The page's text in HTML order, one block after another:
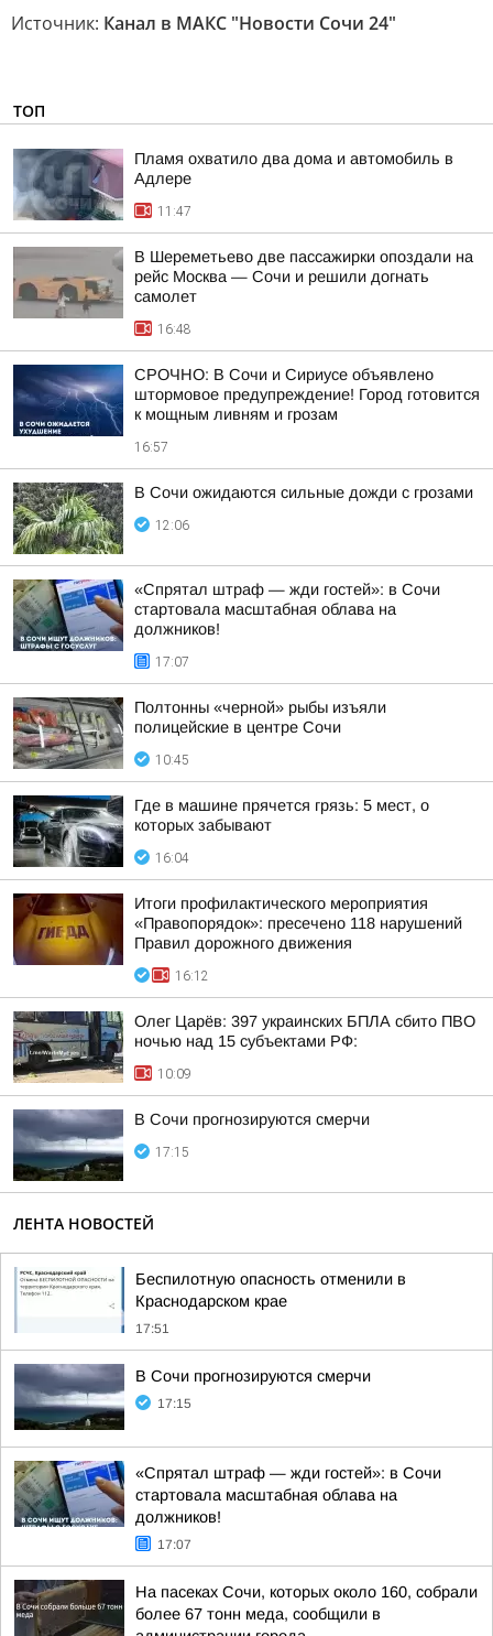
Источник: Канал в МАКС "Новости Сочи 24"
ТОП
Пламя охватило два дома и автомобиль в
Адлере
11:47
В Шереметьево две пассажирки опоздали на
рейс Москва — Сочи и решили догнать
самолет
16:48
СРОЧНО: В Сочи и Сириусе объявлено
штормовое предупреждение! Город готовится
к мощным ливням и грозам
16:57
В Сочи ожидаются сильные дожди с грозами
12:06
«Спрятал штраф — жди гостей»: в Сочи
стартовала масштабная облава на
должников!
17:07
Полтонны «черной» рыбы изъяли
полицейские в центре Сочи
10:45
Где в машине прячется грязь: 5 мест, о
которых забывают
16:04
Итоги профилактического мероприятия
«Правопорядок»: пресечено 118 нарушений
Правил дорожного движения
16:12
Олег Царёв: 397 украинских БПЛА сбито ПВО
ночью над 15 субъектами РФ:
10:09
В Сочи прогнозируются смерчи
17:15
ЛЕНТА НОВОСТЕЙ
Беспилотную опасность отменили в
Краснодарском крае
17:51
В Сочи прогнозируются смерчи
17:15
«Спрятал штраф — жди гостей»: в Сочи
стартовала масштабная облава на
должников!
17:07
На пасеках Сочи, которых около 160, собрали
более 67 тонн меда, сообщили в